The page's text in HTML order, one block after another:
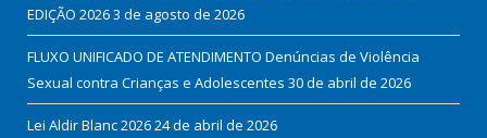
EDIÇÃO 20263 de agosto de 2026
FLUXO UNIFICADO DE ATENDIMENTO Denúncias de Violência
Sexual contra Crianças e Adolescentes 30 de abril de 2026
Lei Aldir Blanc 202624 de abril de 2026